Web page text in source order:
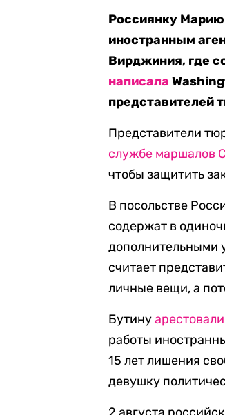
Россиянку
иностранным
Вирджиния, где
написала
представителей
Представители
службе маршалов
чтобы защитить
В посольстве
содержат в
дополнительными
считает
личные вещи, а
Бутинуарестовали
работы
15 лет лишения
девушку